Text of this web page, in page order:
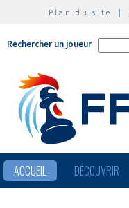
Plan du site |
Rechercher un joueur
ACCUEIL DÉCOUVRIR